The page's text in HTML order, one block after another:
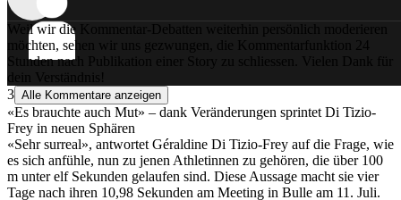
Weil wir die Kommentar-Debatten weiterhin persönlich moderieren
möchten, sehen wir uns gezwungen, die Kommentarfunktion 24
Stunden nach Publikation einer Story zu schliessen. Vielen Dank für
dein Verständnis!
3 Alle Kommentare anzeigen
«Es brauchte auch Mut» – dank Veränderungen sprintet Di Tizio-
Frey in neuen Sphären
«Sehr surreal», antwortet Géraldine Di Tizio-Frey auf die Frage, wie
es sich anfühle, nun zu jenen Athletinnen zu gehören, die über 100
m unter elf Sekunden gelaufen sind. Diese Aussage macht sie vier
Tage nach ihren 10,98 Sekunden am Meeting in Bulle am 11. Juli.